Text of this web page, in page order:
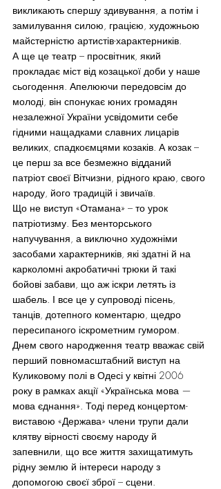
викликають спершу здивування, а потім і
замилування силою, грацією, художньою
майстерністю артистів-характерників.
А ще це театр – просвітник, який
прокладає міст від козацької доби у наше
сьогодення. Апелюючи передовсім до
молоді, він спонукає юних громадян
незалежної України усвідомити себе
гідними нащадками славних лицарів
великих, спадкоємцями козаків. А козак –
це перш за все безмежно відданий
патріот своєї Вітчизни, рідного краю, свого
народу, його традицій і звичаїв.
Що не виступ «Отамана» – то урок
патріотизму. Без менторського
напучування, а виключно художніми
засобами характерників, які здатні й на
карколомні акробатичні трюки й такі
бойові забави, що аж іскри летять із
шабель. І все це у супроводі пісень,
танців, дотепного коментарю, щедро
пересипаного іскрометним гумором.
Днем свого народження театр вважає свій
перший повномасштабний виступ на
Куликовому полі в Одесі у квітні 2006
року в рамках акції «Українська мова —
мова єднання». Тоді перед концертом-
виставою «Держава» члени трупи дали
клятву вірності своєму народу й
запевнили, що все життя захищатимуть
рідну землю й інтереси народу з
допомогою своєї зброї – сцени.